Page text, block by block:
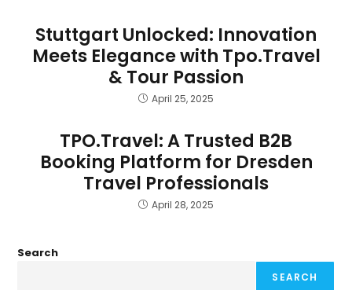
Stuttgart Unlocked: Innovation
Meets Elegance with Tpo.Travel
& Tour Passion
April 25, 2025
TPO.Travel: A Trusted B2B
Booking Platform for Dresden
Travel Professionals
April 28, 2025
Search
SEARCH